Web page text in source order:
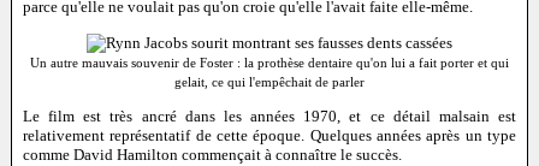
parce qu'elle ne voulait pas qu'on croie qu'elle l'avait faite elle-même.
Un autre mauvais souvenir de Foster : la prothèse dentaire qu'on lui a fait porter et qui
gelait, ce qui l'empêchait de parler
Le film est très ancré dans les années 1970, et ce détail malsain est
relativement représentatif de cette époque. Quelques années après un type
comme David Hamilton commençait à connaître le succès.